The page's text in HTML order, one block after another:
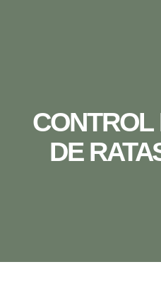
DE